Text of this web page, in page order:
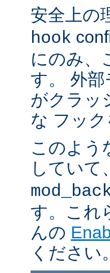
安全上の
hook
にのみ、
す。 外
がクラッ
な フッ
このよう
していて
す。これ
んの
ください。